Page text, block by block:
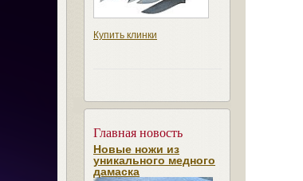
Купить клинки
Главная новость
Новые ножи из
уникального медного
дамаска